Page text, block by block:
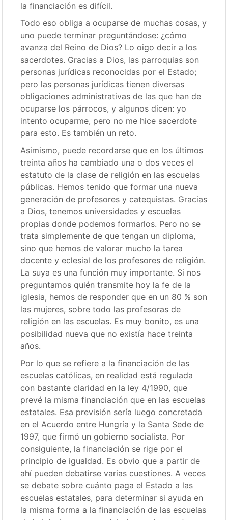
la financiación es difícil.
Todo eso obliga a ocuparse de muchas cosas, y
uno puede terminar preguntándose: ¿cómo
avanza del Reino de Dios? Lo oigo decir a los
sacerdotes. Gracias a Dios, las parroquias son
personas jurídicas reconocidas por el Estado;
pero las personas jurídicas tienen diversas
obligaciones administrativas de las que han de
ocuparse los párrocos, y algunos dicen: yo
intento ocuparme, pero no me hice sacerdote
para esto. Es también un reto.
Asimismo, puede recordarse que en los últimos
treinta años ha cambiado una o dos veces el
estatuto de la clase de religión en las escuelas
públicas. Hemos tenido que formar una nueva
generación de profesores y catequistas. Gracias
a Dios, tenemos universidades y escuelas
propias donde podemos formarlos. Pero no se
trata simplemente de que tengan un diploma,
sino que hemos de valorar mucho la tarea
docente y eclesial de los profesores de religión.
La suya es una función muy importante. Si nos
preguntamos quién transmite hoy la fe de la
iglesia, hemos de responder que en un 80 % son
las mujeres, sobre todo las profesoras de
religión en las escuelas. Es muy bonito, es una
posibilidad nueva que no existía hace treinta
años.
Por lo que se refiere a la financiación de las
escuelas católicas, en realidad está regulada
con bastante claridad en la ley 4/1990, que
prevé la misma financiación que en las escuelas
estatales. Esa previsión sería luego concretada
en el Acuerdo entre Hungría y la Santa Sede de
1997, que firmó un gobierno socialista. Por
consiguiente, la financiación se rige por el
principio de igualdad. Es obvio que a partir de
ahí pueden debatirse varias cuestiones. A veces
se debate sobre cuánto paga el Estado a las
escuelas estatales, para determinar si ayuda en
la misma forma a la financiación de las escuelas